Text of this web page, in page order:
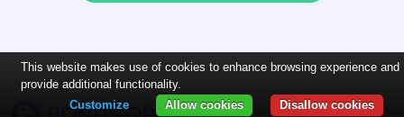
This website makes use of cookies to enhance browsing experience and
provide additional functionality.
Disallow cookies
Allow cookies
Customize